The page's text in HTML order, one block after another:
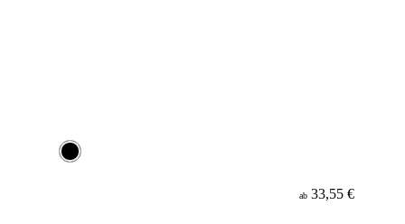
ab 33,55 €